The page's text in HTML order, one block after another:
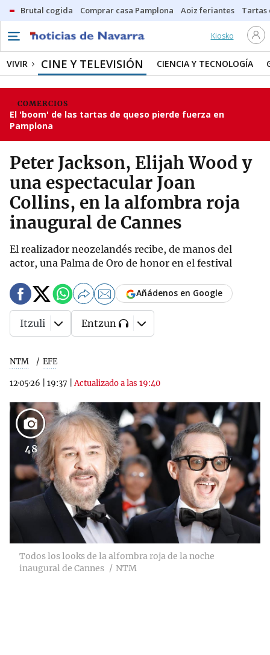
Brutal cogida Comprar casa Pamplona Aoiz feriantes Tartas
Kiosko
VIVIR CINE Y TELEVISIÓN CIENCIA Y TECNOLOGÍA
COMERCIOS
El 'boom' de las tartas de queso pierde fuerza en
Pamplona
Peter Jackson, Elijah Wood y
una espectacular Joan
Collins, en la alfombra roja
inaugural de Cannes
El realizador neozelandés recibe, de manos del
actor, una Palma de Oro de honor en el festival
NTM EFE
12·05·26 19:37 |Actualizado a las 19:40
Añádenos en Google
Itzuli Entzun
48
Todos los looks de la alfombra roja de la noche
inaugural de Cannes
NTM